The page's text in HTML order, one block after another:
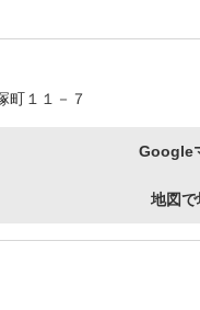
町１１－７
Google
地図で